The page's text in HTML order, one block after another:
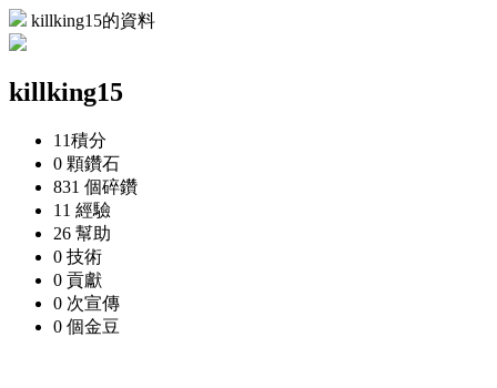
killking15的資料
killking15
11積分
0 顆鑽石
831 個碎鑽
11 經驗
26 幫助
0 技術
0 貢獻
0 次宣傳
0 個金豆